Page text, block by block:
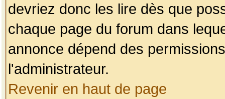
devriez donc les lire dès que
chaque page du forum dans
annonce dépend des
l'administrateur.
Revenir en haut de page